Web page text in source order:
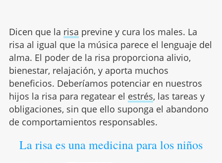
Dicen que la risa previne y cura los males. La
risa al igual que la música parece el lenguaje del
alma. El poder de la risa proporciona alivio,
bienestar, relajación, y aporta muchos
beneficios. Deberíamos potenciar en nuestros
hijos la risa para regatear el estrés, las tareas y
obligaciones, sin que ello suponga el abandono
de comportamientos responsables.
La risa es una medicina para los niños